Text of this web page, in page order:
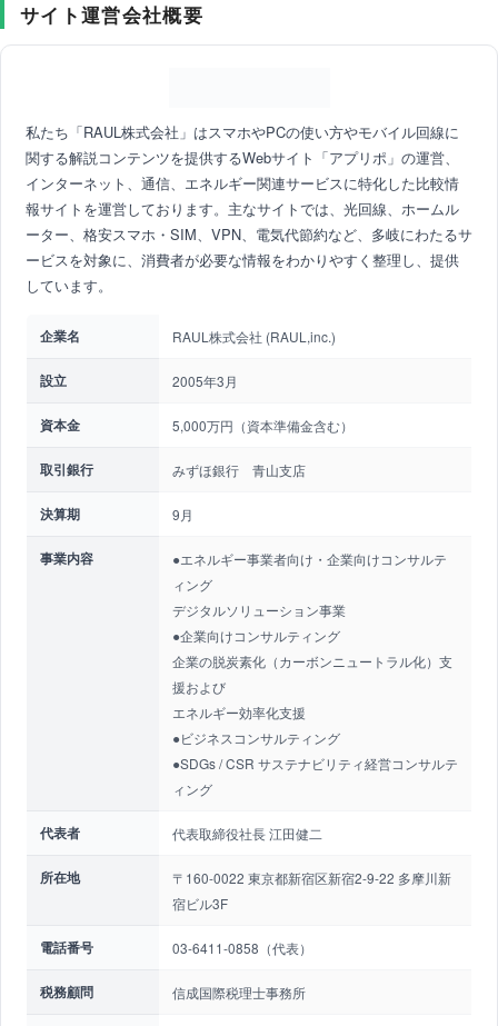
サイト運営会社概要
私たち「RAUL株式会社」はスマホやPCの使い方やモバイル回線に
関する解説コンテンツを提供するWebサイト「アプリポ」の運営、
インターネット、通信、エネルギー関連サービスに特化した比較情
報サイトを運営しております。主なサイトでは、光回線、ホームル
ーター、格安スマホ・SIM、VPN、電気代節約など、多岐にわたるサ
ービスを対象に、消費者が必要な情報をわかりやすく整理し、提供
しています。
企業名 RAUL株式会社 (RAUL,inc.)
設立 2005年3月
資本金 5,000万円（資本準備金含む）
取引銀行 みずほ銀行 青山支店
決算期 9月
事業内容
●エネルギー事業者向け・企業向けコンサルテ
ィング
デジタルソリューション事業
●企業向けコンサルティング
企業の脱炭素化（カーボンニュートラル化）支
援および
エネルギー効率化支援
●ビジネスコンサルティング
●SDGs / CSR サステナビリティ経営コンサルテ
ィング
代表者 代表取締役社長 江田健二
所在地
〒160-0022 東京都新宿区新宿2-9-22 多摩川新
宿ビル3F
電話番号 03-6411-0858（代表）
税務顧問 信成国際税理士事務所